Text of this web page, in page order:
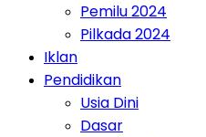
Pemilu 2024
Pilkada 2024
Iklan
Pendidikan
Usia Dini
Dasar